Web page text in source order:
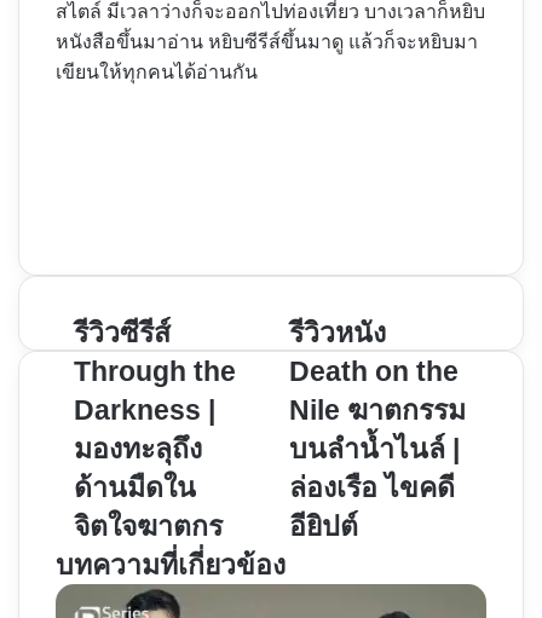
สไตล์ มีเวลาว่างก็จะออกไปท่องเที่ยว บางเวลาก็หยิบ
หนังสือขึ้นมาอ่าน หยิบซีรีส์ขึ้นมาดู แล้วก็จะหยิบมา
เขียนให้ทุกคนได้อ่านกัน
รีวิว
ซี
รีส์
Through
the
Darkness
มอง
ทะลุ
รีวิวซีรีส์
Through the
Darkness |
มองทะลุถึง
ด้านมืดใน
จิตใจฆาตกร
รีวิว
หนัง
Death
on
the
Nile
ฆาตกรรม
บน
รีวิวหนัง
Death on the
Nile ฆาตกรรม
บนลำน้ำไนล์ |
ล่องเรือ ไขคดี
อียิปต์
บทความที่เกี่ยวข้อง